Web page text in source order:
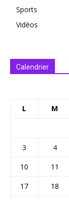
Sports
Vidéos
Calendrier
L M
3
4
10
11
17
18